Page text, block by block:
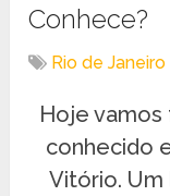
Conhece?
Rio de Janeiro
Hoje
conhecido
Vitório. Um